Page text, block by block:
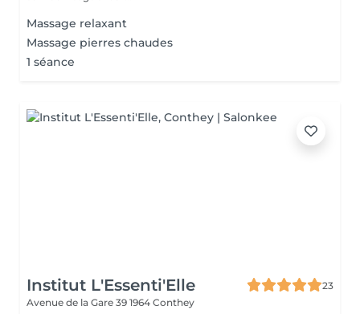
Massage relaxant
Massage pierres chaudes
1 séance
Institut L'Essenti'Elle
23
Avenue de la Gare 39 1964 Conthey